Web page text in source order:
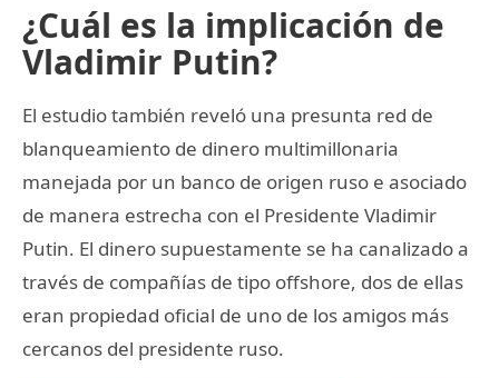
¿Cuál es la implicación de
Vladimir Putin?
El estudio también reveló una presunta red de
blanqueamiento de dinero multimillonaria
manejada por un banco de origen ruso e asociado
de manera estrecha con el Presidente Vladimir
Putin. El dinero supuestamente se ha canalizado a
través de compañías de tipo offshore, dos de ellas
eran propiedad oficial de uno de los amigos más
cercanos del presidente ruso.